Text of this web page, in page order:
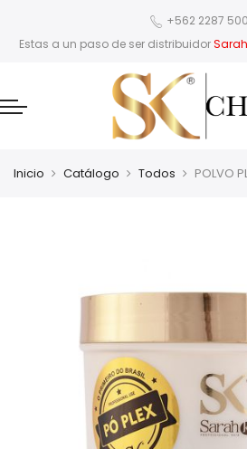
+562 2287
Estas a un paso de ser distribuidor
Inicio Catálogo Todos POLVO